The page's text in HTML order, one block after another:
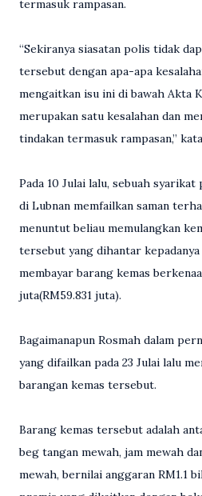
termasuk rampasan.
“Sekiranya siasatan polis tidak
tersebut dengan apa-apa
mengaitkan isu ini di bawah Akta
merupakan satu kesalahan dan
tindakan termasuk rampasan,”
Pada 10 Julai lalu, sebuah
di Lubnan memfailkan saman
menuntut beliau memulangkan
tersebut yang dihantar
membayar barang kemas
juta(RM59.831 juta).
Bagaimanapun Rosmah dalam
yang difailkan pada 23 Julai lalu
barangan kemas tersebut.
Barang kemas tersebut adalah
beg tangan mewah, jam mewah
mewah, bernilai anggaran RM1.1